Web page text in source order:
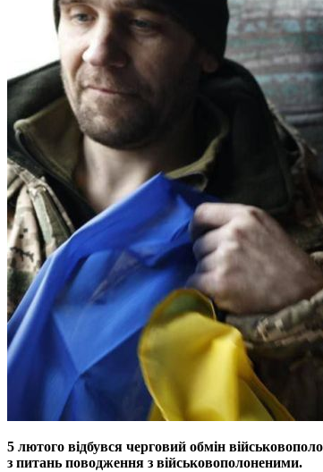
5 лютого відбувся черговий обмін
з питань поводження з військовополоненими.